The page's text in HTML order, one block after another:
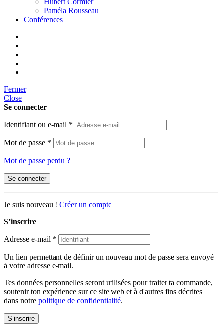
Hubert Cormier
Paméla Rousseau
Conférences
Fermer
Close
Se connecter
Identifiant ou e-mail *
Mot de passe *
Mot de passe perdu ?
Se connecter
Je suis nouveau ! Créer un compte
S’inscrire
Adresse e-mail *
Un lien permettant de définir un nouveau mot de passe sera envoyé
à votre adresse e-mail.
Tes données personnelles seront utilisées pour traiter ta commande,
soutenir ton expérience sur ce site web et à d'autres fins décrites
dans notre politique de confidentialité.
S’inscrire